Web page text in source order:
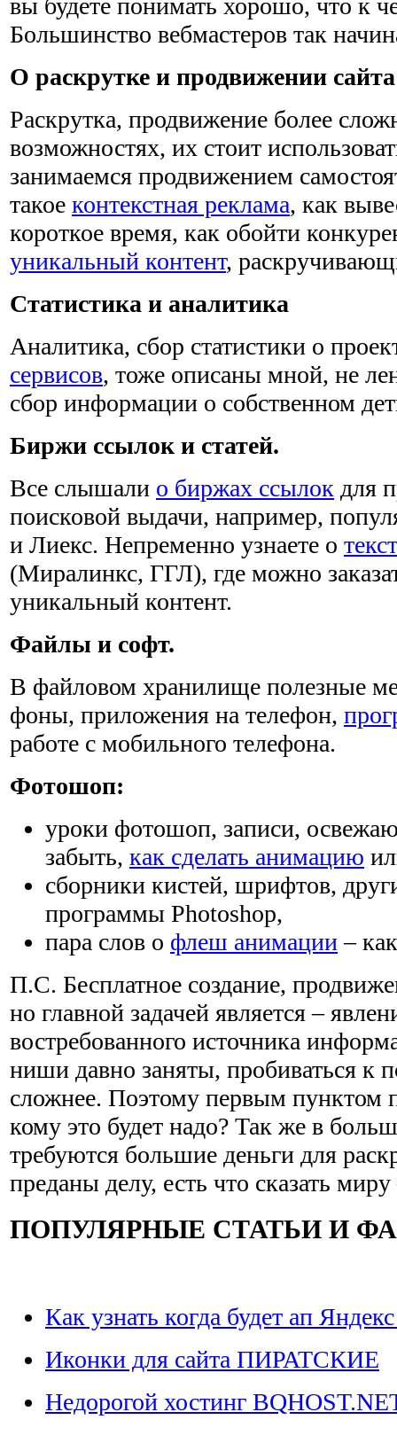
вы будете понимать хорошо, что к
Большинство вебмастеров так
О раскрутке и продвижении сайта
Раскрутка, продвижение более
возможностях, их стоит
занимаемся продвижением
такое контекстная реклама, как
короткое время, как обойти
уникальный контент,
Статистика и аналитика
Аналитика, сбор статистики о
сервисов, тоже описаны мной, не
сбор информации о собственном
Биржи ссылок и статей.
Все слышали о биржах ссылок для
поисковой выдачи, например,
и Лиекс. Непременно узнаете о
(Миралинкс, ГГЛ), где можно
уникальный контент.
Файлы и софт.
В файловом хранилище полезные
фоны, приложения на телефон,
работе с мобильного телефона.
Фотошоп:
уроки фотошоп, записи,
забыть, как сделать анимацию
сборники кистей, шрифтов,
программы Photoshop,
пара слов о флеш анимации–
П.С. Бесплатное создание,
но главной задачей является –
востребованного источника
ниши давно заняты, пробиваться к
сложнее. Поэтому первым пунктом
кому это будет надо? Так же в
требуются большие деньги для
преданы делу, есть что сказать
ПОПУЛЯРНЫЕ СТАТЬИ И
Как узнать когда будет ап
Иконки для сайта ПИРАТСКИЕ
Недорогой хостинг